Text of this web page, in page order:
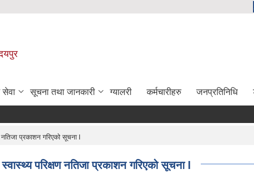
सूचना तथा जानकारी ग्यालरी कर्मचारीहरु जनप्रतिनिधि
नतिजा प्रकाशन गरिएको सूचना l
परिक्षण नतिजा प्रकाशन गरिएको सूचना l